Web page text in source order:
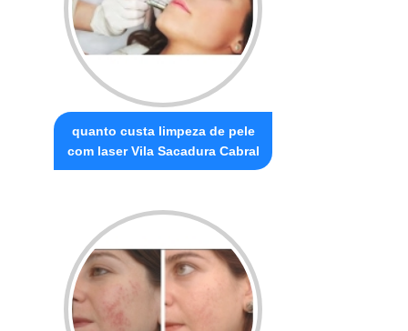
quanto custa limpeza de pele
com laser Vila Sacadura Cabral